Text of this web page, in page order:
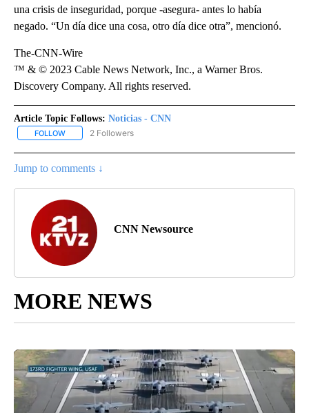
una crisis de inseguridad, porque -asegura- antes lo había
negado. “Un día dice una cosa, otro día dice otra”, mencionó.
The-CNN-Wire
™ & © 2023 Cable News Network, Inc., a Warner Bros.
Discovery Company. All rights reserved.
Article Topic Follows: Noticias - CNN
FOLLOW FOLLOW "NOTICIAS - CNN" TO RECEIVE NOTIFICATIONS ABOUT
2 Followers
Jump to comments ↓
CNN Newsource
MORE NEWS